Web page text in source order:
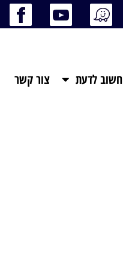
חשוב לדעת צור קשר